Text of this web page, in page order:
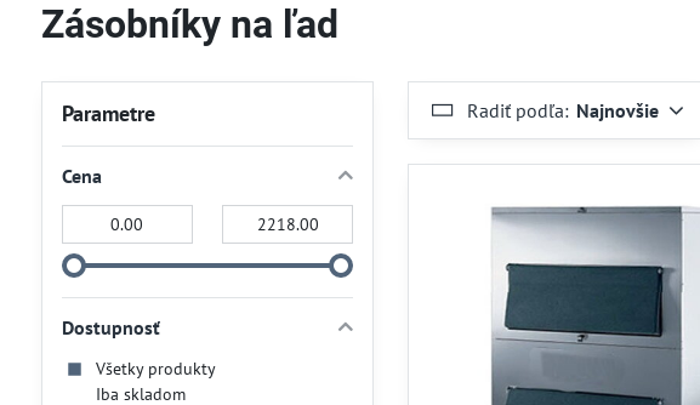
Zásobníky na ľad
Radiť podľa: Najnovšie
Parametre
Cena
Dostupnosť
Všetky produkty
Iba skladom